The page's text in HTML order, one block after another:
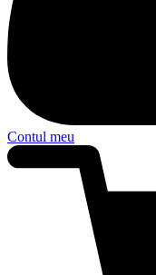
Contul meu